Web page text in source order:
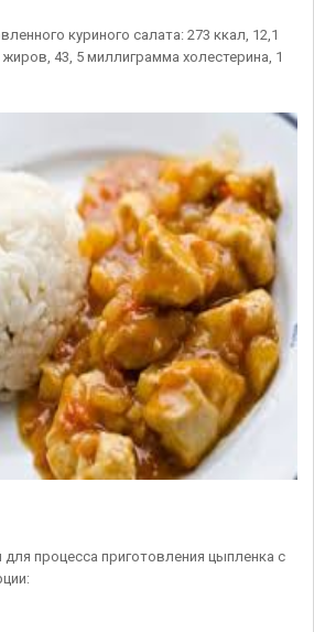
куриного салата: 273 ккал, 12,1
43, 5 миллиграмма холестерина, 1
процесса приготовления цыпленка с